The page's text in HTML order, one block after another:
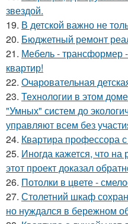
звездой.
19. В детской важно не
20. Бюджетный ремонт
21. Мебель - трансформер
квартир!
22. Очаровательная
23. Технологии в этом
"Умных" систем до
управляют всем без
24. Квартира профессора
25. Иногда кажется, что на
этот проект доказал
26. Потолки в цвете -
27. Столетний шкаф
но нуждался в бережном